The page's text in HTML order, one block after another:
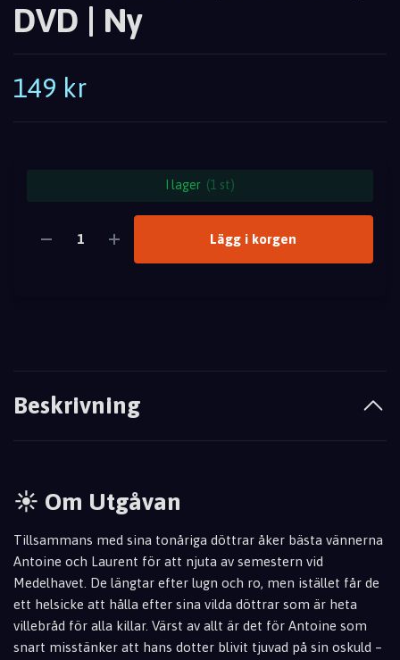
DVD | Ny
149 kr
I lager (1 st)
Lägg i korgen
Beskrivning
☀️ Om Utgåvan
Tillsammans med sina tonåriga döttrar åker bästa vännerna
Antoine och Laurent för att njuta av semestern vid
Medelhavet. De längtar efter lugn och ro, men istället får de
ett helsicke att hålla efter sina vilda döttrar som är heta
villebråd för alla killar. Värst av allt är det för Antoine som
snart misstänker att hans dotter blivit tjuvad på sin oskuld –